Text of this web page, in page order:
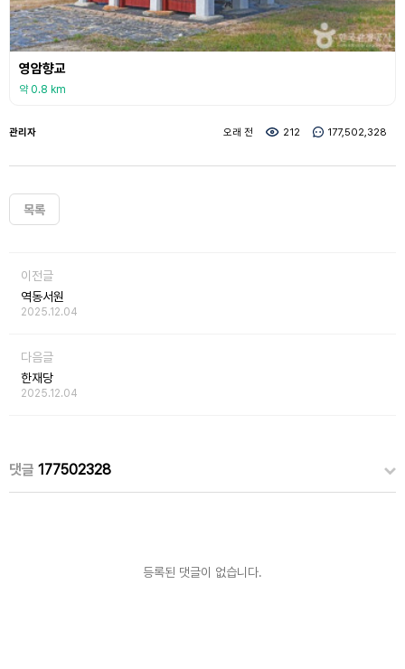
영암향교
약 0.8 km
관리자 오래 전 212 177,502,328
목록
이전글
역동서원
2025.12.04
다음글
한재당
2025.12.04
댓글 177502328
등록된 댓글이 없습니다.